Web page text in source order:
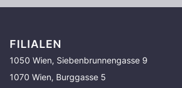
FILIALEN
1050 Wien, Siebenbrunnengasse 9
1070 Wien, Burggasse 5